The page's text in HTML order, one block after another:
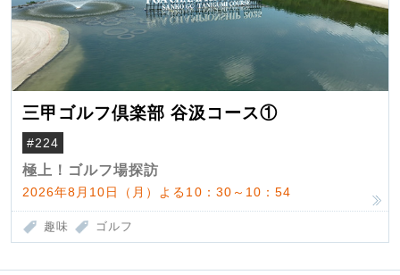
三甲ゴルフ倶楽部 谷汲コース①
#224
極上！ゴルフ場探訪
2026年8月10日（月）よる10：30～10：54
趣味 ゴルフ